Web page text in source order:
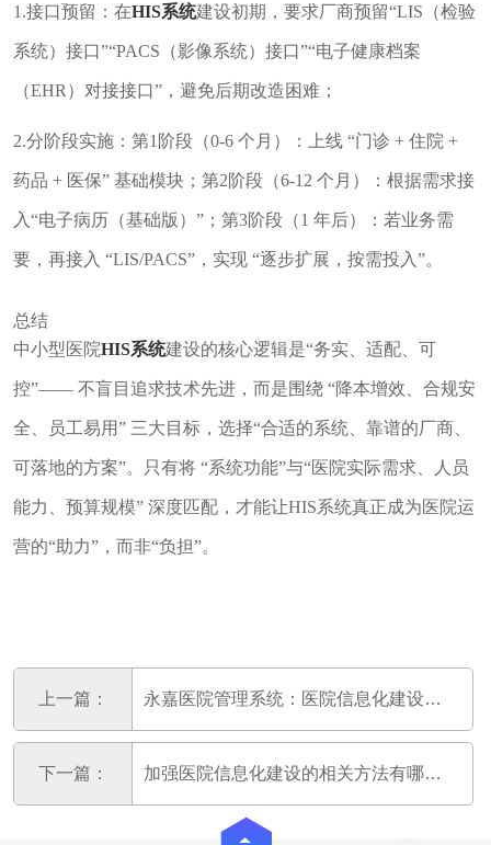
1.接口预留：在HIS系统建设初期，要求厂商预留“LIS（检验
系统）接口”“PACS（影像系统）接口”“电子健康档案
（EHR）对接接口”，避免后期改造困难；
2.分阶段实施：第1阶段（0-6 个月）：上线 “门诊 + 住院 +
药品 + 医保” 基础模块；第2阶段（6-12 个月）：根据需求接
入“电子病历（基础版）”；第3阶段（1 年后）：若业务需
要，再接入 “LIS/PACS”，实现 “逐步扩展，按需投入”。
总结
中小型医院HIS系统建设的核心逻辑是“务实、适配、可
控”—— 不盲目追求技术先进，而是围绕 “降本增效、合规安
全、员工易用” 三大目标，选择“合适的系统、靠谱的厂商、
可落地的方案”。只有将 “系统功能”与“医院实际需求、人员
能力、预算规模” 深度匹配，才能让HIS系统真正成为医院运
营的“助力”，而非“负担”。
上一篇： 永嘉医院管理系统：医院信息化建设的发展趋势
下一篇： 加强医院信息化建设的相关方法有哪些？